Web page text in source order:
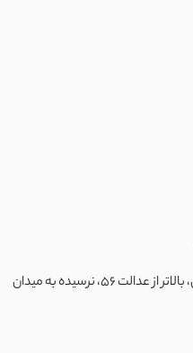
گرگان، بلوار ناهارخوران، بالاتر از عدالت ۵۶، نرسیده به میدان